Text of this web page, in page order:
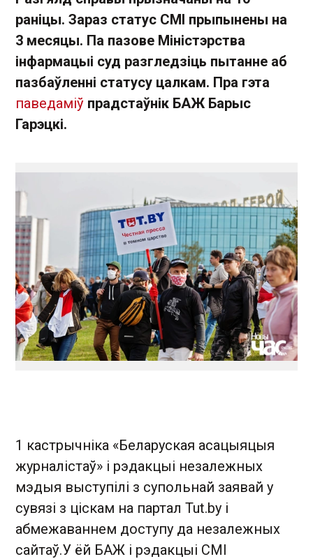
раніцы. Зараз статус СМІ прыпынены на
3 месяцы. Па пазове Міністэрства
інфармацыі суд разгледзіць пытанне аб
пазбаўленні статусу цалкам. Пра гэта
паведаміў прадстаўнік БАЖ Барыс
Гарэцкі.
1 кастрычніка «Беларуская асацыяцыя
журналістаў» і рэдакцыі незалежных
мэдыя выступілі з супольнай заявай у
сувязі з ціскам на партал Tut.by і
абмежаваннем доступу да незалежных
сайтаў.У ёй БАЖ і рэдакцыі СМІ